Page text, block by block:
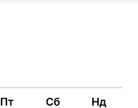
Пт Сб Нд